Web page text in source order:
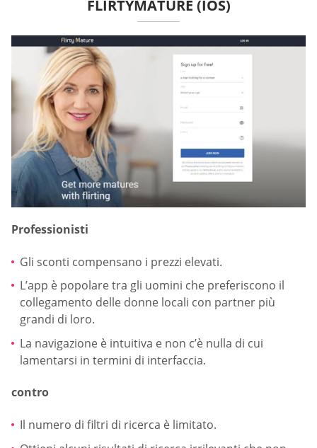
FLIRTYMATURE (IOS)
Professionisti
Gli sconti compensano i prezzi elevati.
L’app è popolare tra gli uomini che preferiscono il
collegamento delle donne locali con partner più
grandi di loro.
La navigazione è intuitiva e non c’è nulla di cui
lamentarsi in termini di interfaccia.
contro
Il numero di filtri di ricerca è limitato.